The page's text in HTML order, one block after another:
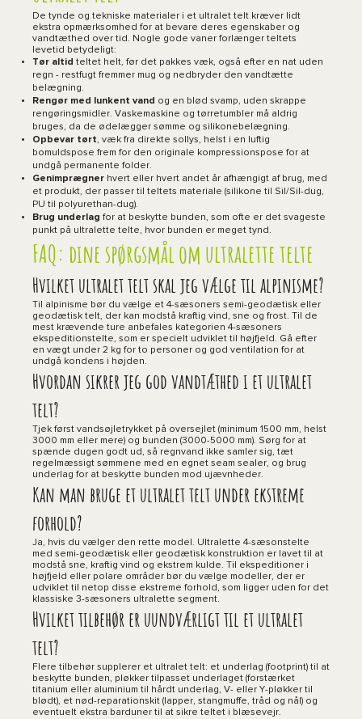
De tynde og tekniske materialer i et ultralet telt kræver lidt
ekstra opmærksomhed for at bevare deres egenskaber og
vandtæthed over tid. Nogle gode vaner forlænger teltets
levetid betydeligt:
Tør altid teltet helt, før det pakkes væk, også efter en nat uden
regn - restfugt fremmer mug og nedbryder den vandtætte
belægning.
Rengør med lunkent vand og en blød svamp, uden skrappe
rengøringsmidler. Vaskemaskine og tørretumbler må aldrig
bruges, da de ødelægger sømme og silikonebelægning.
Opbevar tørt, væk fra direkte sollys, helst i en luftig
bomuldspose frem for den originale kompressionspose for at
undgå permanente folder.
Genimprægner hvert eller hvert andet år afhængigt af brug, med
et produkt, der passer til teltets materiale (silikone til Sil/Sil-dug,
PU til polyurethan-dug).
Brug underlag for at beskytte bunden, som ofte er det svageste
punkt på ultralette telte, hvor bunden er meget tynd.
FAQ: dine spørgsmål om ultralette telte
Hvilket ultralet telt skal jeg vælge til alpinisme?
Til alpinisme bør du vælge et 4-sæsoners semi-geodætisk eller
geodætisk telt, der kan modstå kraftig vind, sne og frost. Til de
mest krævende ture anbefales kategorien 4-sæsoners
ekspeditionstelte, som er specielt udviklet til højfjeld. Gå efter
en vægt under 2 kg for to personer og god ventilation for at
undgå kondens i højden.
Hvordan sikrer jeg god vandtæthed i et ultralet
telt?
Tjek først vandsøjletrykket på oversejlet (minimum 1500 mm, helst
3000 mm eller mere) og bunden (3000-5000 mm). Sørg for at
spænde dugen godt ud, så regnvand ikke samler sig, tæt
regelmæssigt sømmene med en egnet seam sealer, og brug
underlag for at beskytte bunden mod ujævnheder.
Kan man bruge et ultralet telt under ekstreme
forhold?
Ja, hvis du vælger den rette model. Ultralette 4-sæsonstelte
med semi-geodætisk eller geodætisk konstruktion er lavet til at
modstå sne, kraftig vind og ekstrem kulde. Til ekspeditioner i
højfjeld eller polare områder bør du vælge modeller, der er
udviklet til netop disse ekstreme forhold, som ligger uden for det
klassiske 3-sæsoners ultralette segment.
Hvilket tilbehør er uundværligt til et ultralet
telt?
Flere tilbehør supplerer et ultralet telt: et underlag (footprint) til at
beskytte bunden, pløkker tilpasset underlaget (forstærket
titanium eller aluminium til hårdt underlag, V- eller Y-pløkker til
blødt), et nød-reparationskit (lapper, stangmuffe, tråd og nål) og
eventuelt ekstra barduner til at sikre teltet i blæsevejr.